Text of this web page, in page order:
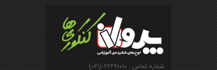
شماره تماس : ۲۲۶۹۱۰۱۰-(۰۲۱)